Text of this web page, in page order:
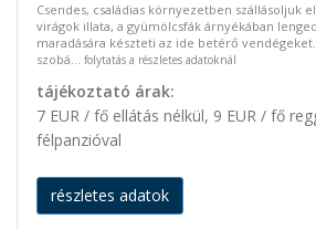
Csendes, családias környezetben szállásoljuk
virágok illata, a gyümölcsfák árnyékában
maradására készteti az ide betérő
szobá... folytatás a részletes adatoknál
tájékoztató árak:
7 EUR / fő ellátás nélkül, 9 EUR / fő
félpanzióval
részletes adatok